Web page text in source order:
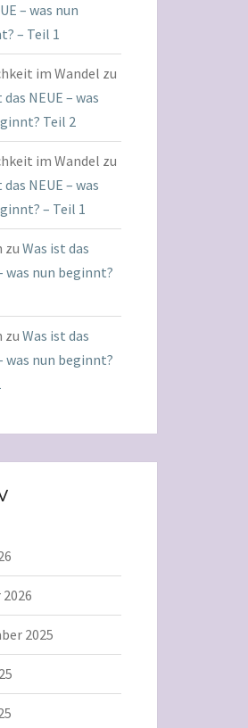
– was nun
– Teil 1
im Wandel zu
NEUE – was
Teil 2
im Wandel zu
NEUE – was
– Teil 1
zu Was ist das
was nun beginnt?
zu Was ist das
was nun beginnt?
2025